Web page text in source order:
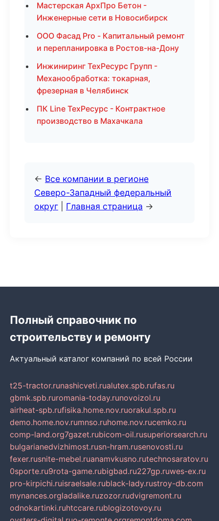
Мастерская АрхПро Бетон -
Инженерные сети в Новосибирск
ООО Фасад Pro - Капитальный ремонт
и перепланировка в Ростов-на-Дону
Инжиниринг ТехРесурс Групп -
Механообработка: токарная,
фрезерная в Челябинск
ПК Line ТехРесурс - Контрактное
производство в Махачкала
← Все компании в регионе
Северо-Западный федеральный
округ
Главная страница →
Полный справочник по
строительству и ремонту
Актуальный каталог компаний по всей России
t25-tractor.runashicveti.rualutex.spb.rufas.ru
gbmk.spb.ruromania-today.runovoizol.ru
airheat-spb.rufisika.home.nov.ruorakul.spb.ru
demo.home.nov.rumnso.ruhome.nov.rucemko.ru
comp-land.org7gazet.rubicom-oil.rusuperiorsearch.ru
bulgarianedvizhimost.rusn-hram.rusenovosti.ru
fexer.rusnite-mebel.ruanamvkusno.rutechnosaratov.ru
0sporte.ru9rota-game.rubigbad.ru227gp.ruwes-ex.ru
pro-kirpichi.ruisraelsale.rublack-lady.rustroy-db.com
mynances.orgladalike.ruzozor.rudvigremont.ru
odnokartinki.ruhtccare.rublogizotovoy.ru